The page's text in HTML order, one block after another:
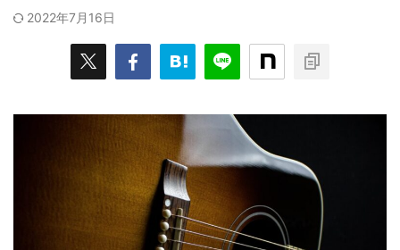
2022年7月16日